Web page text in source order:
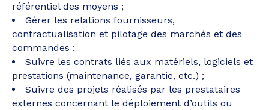
référentiel des moyens ;
Gérer les relations fournisseurs,
contractualisation et pilotage des marchés et des
commandes ;
Suivre les contrats liés aux matériels, logiciels et
prestations (maintenance, garantie, etc.) ;
Suivre des projets réalisés par les prestataires
externes concernant le déploiement d’outils ou